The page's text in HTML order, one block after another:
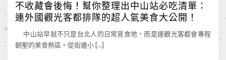
不收藏會後悔！幫你整理出中山站必吃清單：
連外國觀光客都排隊的超人氣美食大公開！
中山站早就不只是台北人的日常覓食地，而是連觀光客都會專程
朝聖的美食熱區。從街邊小 […]